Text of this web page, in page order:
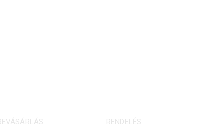
RENDELÉS